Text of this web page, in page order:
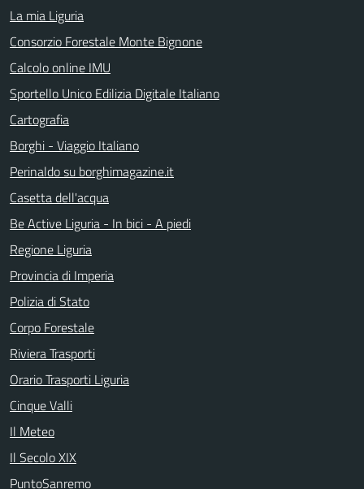
La mia Liguria
Consorzio Forestale Monte Bignone
Calcolo online IMU
Sportello Unico Edilizia Digitale Italiano
Cartografia
Borghi - Viaggio Italiano
Perinaldo su borghimagazine.it
Casetta dell'acqua
Be Active Liguria - In bici - A piedi
Regione Liguria
Provincia di Imperia
Polizia di Stato
Corpo Forestale
Riviera Trasporti
Orario Trasporti Liguria
Cinque Valli
Il Meteo
Il Secolo XIX
PuntoSanremo